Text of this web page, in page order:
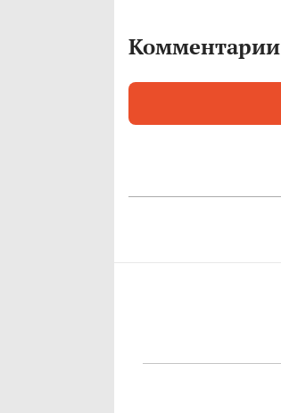
Комментарии